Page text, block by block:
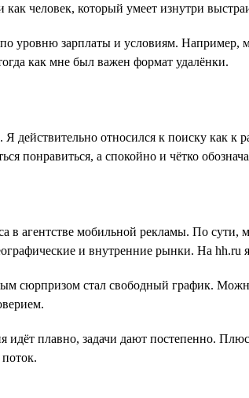
человек, который умеет изнутри
уровню зарплаты и условиям.
как мне был важен формат удалёнки.
действительно относился к поиску как к
понравиться, а спокойно и чётко
в агентстве мобильной рекламы. По
и внутренние рынки. На
сюрпризом стал свободный график.
идёт плавно, задачи дают постепенно.